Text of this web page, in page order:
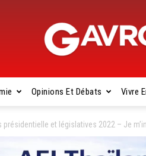
Opinions Et Débats Vivre
présidentielle et législatives 2022 – Je